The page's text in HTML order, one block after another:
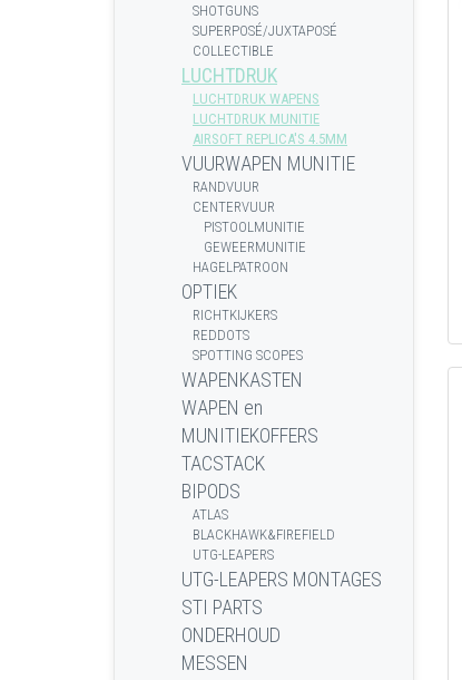
SHOTGUNS
SUPERPOSÉ/JUXTAPOSÉ
COLLECTIBLE
LUCHTDRUK
LUCHTDRUK WAPENS
LUCHTDRUK MUNITIE
AIRSOFT REPLICA'S 4.5MM
VUURWAPEN MUNITIE
RANDVUUR
CENTERVUUR
PISTOOLMUNITIE
GEWEERMUNITIE
HAGELPATROON
OPTIEK
RICHTKIJKERS
REDDOTS
SPOTTING SCOPES
WAPENKASTEN
WAPEN en
MUNITIEKOFFERS
TACSTACK
BIPODS
ATLAS
BLACKHAWK&FIREFIELD
UTG-LEAPERS
UTG-LEAPERS MONTAGES
STI PARTS
ONDERHOUD
MESSEN